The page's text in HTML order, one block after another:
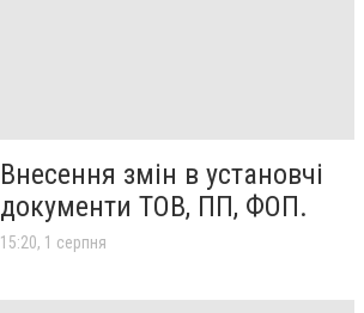
Внесення змін в установчі
документи ТОВ, ПП, ФОП.
15:20, 1 серпня